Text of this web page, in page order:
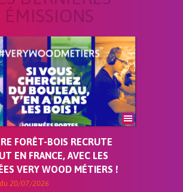
ÉMISSIONS
FORÊT-BOIS RECRUTE
EN FRANCE, AVEC LES
VERY WOOD MÉTIERS !
20/07/2026